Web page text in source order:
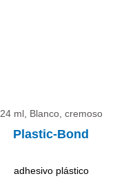
24 ml, Blanco, cremoso
Plastic-Bond
adhesivo plástico